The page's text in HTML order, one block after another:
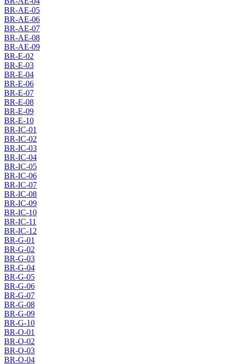
BR-AE-05
BR-AE-06
BR-AE-07
BR-AE-08
BR-AE-09
BR-E-02
BR-E-03
BR-E-04
BR-E-06
BR-E-07
BR-E-08
BR-E-09
BR-E-10
BR-IC-01
BR-IC-02
BR-IC-03
BR-IC-04
BR-IC-05
BR-IC-06
BR-IC-07
BR-IC-08
BR-IC-09
BR-IC-10
BR-IC-11
BR-IC-12
BR-G-01
BR-G-02
BR-G-03
BR-G-04
BR-G-05
BR-G-06
BR-G-07
BR-G-08
BR-G-09
BR-G-10
BR-O-01
BR-O-02
BR-O-03
BR-O-04